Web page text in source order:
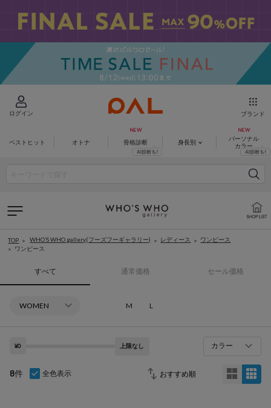
ログイン ブランド
ベストヒット オトナ 骨格診断 身長別
パーソナル
カラー
TOP WHO’S WHO gallery(フーズフーギャラリー) レディース
ワンピース
ワンピース
すべて 通常価格 セール価格
M L
¥0 上限なし カラー
8件 全色表示